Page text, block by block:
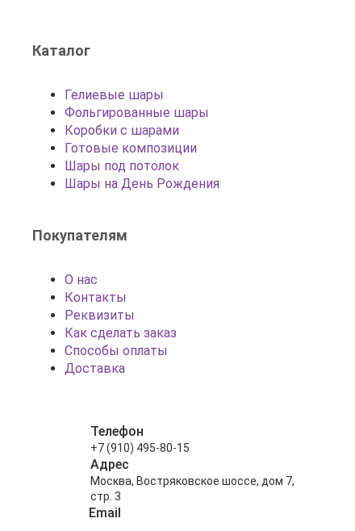
Каталог
Гелиевые шары
Фольгированные шары
Коробки с шарами
Готовые композиции
Шары под потолок
Шары на День Рождения
Покупателям
О нас
Контакты
Реквизиты
Как сделать заказ
Способы оплаты
Доставка
Телефон
+7 (910) 495-80-15
Адрес
Москва, Востряковское шоссе, дом 7,
стр. 3
Email